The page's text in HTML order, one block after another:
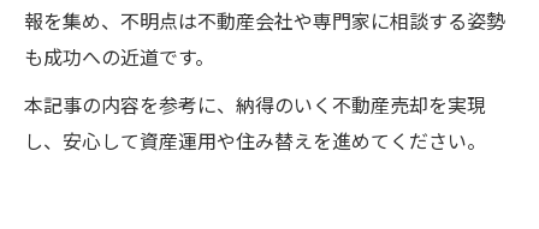
報を集め、不明点は不動産会社や専門家に相談する姿勢
も成功への近道です。
本記事の内容を参考に、納得のいく不動産売却を実現
し、安心して資産運用や住み替えを進めてください。